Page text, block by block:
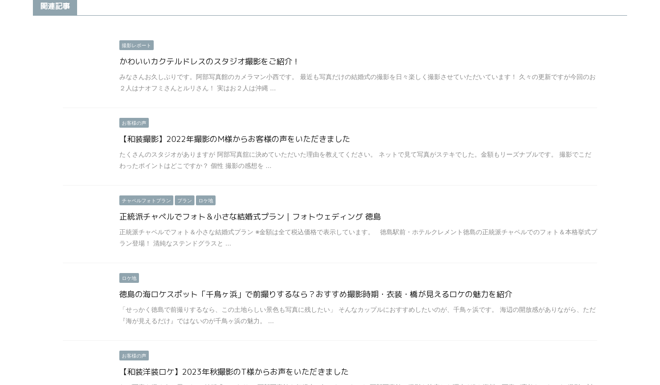
関連記事
撮影レポート
かわいいカクテルドレスのスタジオ撮影をご紹介！
みなさんお久しぶりです。阿部写真館のカメラマン小西です。 最近も写真だけの結婚式の撮影を日々楽しく撮影させていただいています！ 久々の更新ですが今回のお
２人はナオフミさんとルリさん！ 実はお２人は沖縄 ...
お客様の声
【和装撮影】2022年撮影のM様からお客様の声をいただきました
たくさんのスタジオがありますが 阿部写真舘に決めていただいた理由を教えてください。 ネットで見て写真がステキでした。金額もリーズナブルです。 撮影でこだ
わったポイントはどこですか？ 個性 撮影の感想を ...
チャペルフォトプラン プラン ロケ地
正統派チャペルでフォト＆小さな結婚式プラン｜フォトウェディング 徳島
正統派チャペルでフォト＆小さな結婚式プラン ※金額は全て税込価格で表示しています。 徳島駅前・ホテルクレメント徳島の正統派チャペルでのフォト＆本格挙式プ
ラン登場！ 清純なステンドグラスと ...
ロケ地
徳島の海ロケスポット「千鳥ヶ浜」で前撮りするなら？おすすめ撮影時期・衣装・橋が見えるロケの魅力を紹介
「せっかく徳島で前撮りするなら、この土地らしい景色も写真に残したい」 そんなカップルにおすすめしたいのが、千鳥ヶ浜です。 海辺の開放感がありながら、ただ
『海が見えるだけ』ではないのが千鳥ヶ浜の魅力。 ...
お客様の声
【和装洋装ロケ】2023年秋撮影のT様からお声をいただきました